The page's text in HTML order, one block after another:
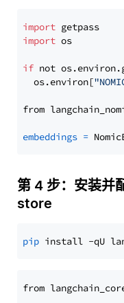
import
import os
if not
  os.environ[
from
embeddings =
第 4 步：安装并
store
pip
from